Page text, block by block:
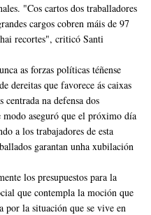
"Cos cartos dos traballadores
cargos cobren máis de 97
recortes", criticó Santi
as forzas políticas téñense
dereitas que favorece ás caixas
na defensa dos
modo aseguró que el próximo día
a los trabajadores de esta
garantan unha xubilación
los presupuestos para la
que contempla la moción que
por la situación que se vive en